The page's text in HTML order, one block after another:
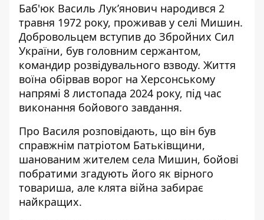
Баб'юк Василь Лук’янович народився 2
травня 1972 року, проживав у селі Мишин.
Добровольцем вступив до Збройних Сил
України, був головним сержантом,
командир розвідувального взводу. Життя
воїна обірвав ворог на Херсонському
напрямі 8 листопада 2024 року, під час
виконання бойового завдання.
Про Василя розповідають, що він був
справжнім патріотом Батьківщини,
шанованим жителем села Мишин, бойові
побратими згадують його як вірного
товариша, але клята війна забирає
найкращих.